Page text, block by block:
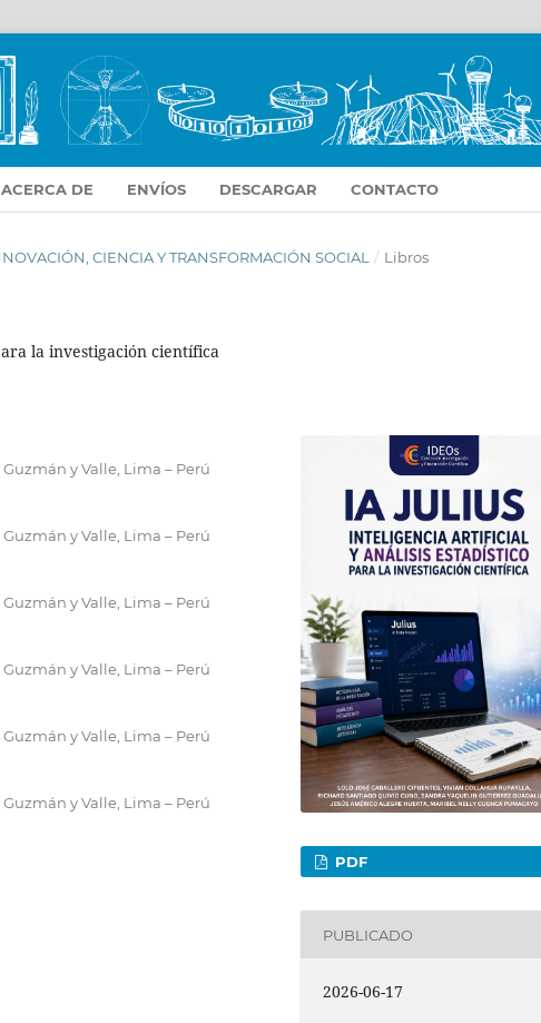
ACERCA DE ENVÍOS DESCARGAR CONTACTO
CIENCIA Y TRANSFORMACIÓN SOCIAL / Libros
la investigación científica
y Valle, Lima – Perú
y Valle, Lima – Perú
y Valle, Lima – Perú
y Valle, Lima – Perú
y Valle, Lima – Perú
y Valle, Lima – Perú
PDF
PUBLICADO
2026-06-17